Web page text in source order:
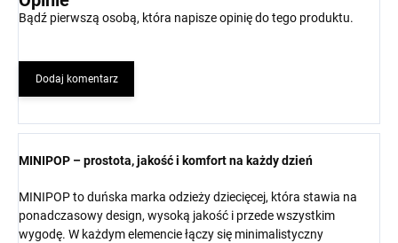
Bądź pierwszą osobą, która napisze opinię do tego produktu.
Dodaj komentarz
MINIPOP – prostota, jakość i komfort na każdy dzień
MINIPOP to duńska marka odzieży dziecięcej, która stawia na
ponadczasowy design, wysoką jakość i przede wszystkim
wygodę. W każdym elemencie łączy się minimalistyczny